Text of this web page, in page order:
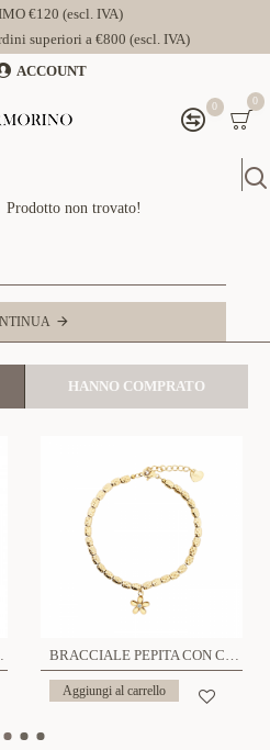
€120 (escl. IVA)
superiori a €800 (escl. IVA)
ACCOUNT
0 0
Prodotto non trovato!
HANNO COMPRATO
BRACCIALE PEPITA CON CHARM MARGHERITA - JN2496A517
Aggiungi al carrello